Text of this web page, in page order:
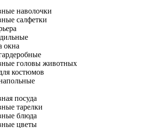
наволочки
салфетки
окна
головы животных
костюмов
посуда
тарелки
блюда
цветы